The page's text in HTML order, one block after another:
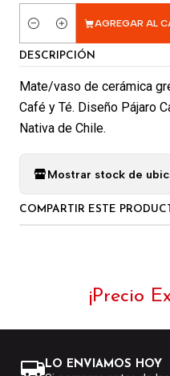
Cantidad
AGREGAR AL
DESCRIPCIÓN
Mate/vaso de cerámica
Café y Té. Diseño Pájaro
Nativa de Chile.
Mostrar stock de
COMPARTIR ESTE
¡Precio
LO ENVIAMOS HOY